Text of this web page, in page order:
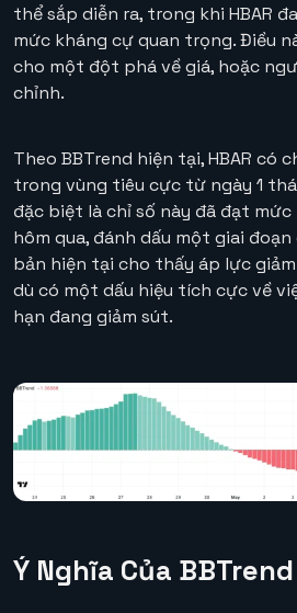
thể sắp diễn ra, trong khi HBAR
mức kháng cự quan trọng. Điều
cho một đột phá về giá, hoặc
chỉnh.
Theo BBTrend hiện tại, HBAR có
trong vùng tiêu cực từ ngày 1
đặc biệt là chỉ số này đã đạt
hôm qua, đánh dấu một giai đoạn
bản hiện tại cho thấy áp lực
dù có một dấu hiệu tích cực về
hạn đang giảm sút.
Ý Nghĩa Của BBTrend